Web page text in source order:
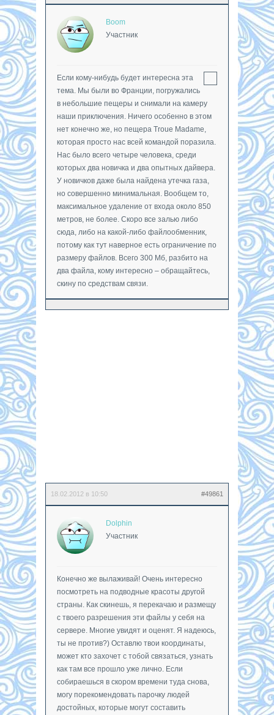
Boom
Участник
Если кому-нибудь будет интересна эта
тема. Мы были во Франции, погружались
в небольшие пещеры и снимали на камеру
наши приключения. Ничего особенно в этом
нет конечно же, но пещера Troue Madame,
которая просто нас всей командой поразила.
Нас было всего четыре человека, среди
которых два новичка и два опытных дайвера.
У новичков даже была найдена утечка газа,
но совершенно минимальная. Вообщем то,
максимальное удаление от входа около 850
метров, не более. Скоро все залью либо
сюда, либо на какой-либо файлообменник,
потому как тут наверное есть ограничение по
размеру файлов. Всего 300 Мб, разбито на
два файла, кому интересно – обращайтесь,
скину по средствам связи.
18.02.2012 в 10:50 #49861
Dolphin
Участник
Конечно же вылаживай! Очень интересно
посмотреть на подводные красоты другой
страны. Как скинешь, я перекачаю и размещу
с твоего разрешения эти файлы у себя на
сервере. Многие увидят и оценят. Я надеюсь,
ты не против?) Оставлю твои координаты,
может кто захочет с тобой связаться, узнать
как там все прошло уже лично. Если
собираешься в скором времени туда снова,
могу порекомендовать парочку людей
достойных, которые могут составить